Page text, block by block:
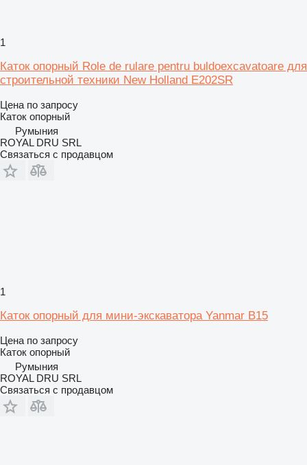
1
Каток опорный Role de rulare pentru buldoexcavatoare для
строительной техники New Holland E202SR
Цена по запросу
Каток опорный
Румыния
ROYAL DRU SRL
Связаться с продавцом
1
Каток опорный для мини-экскаватора Yanmar B15
Цена по запросу
Каток опорный
Румыния
ROYAL DRU SRL
Связаться с продавцом